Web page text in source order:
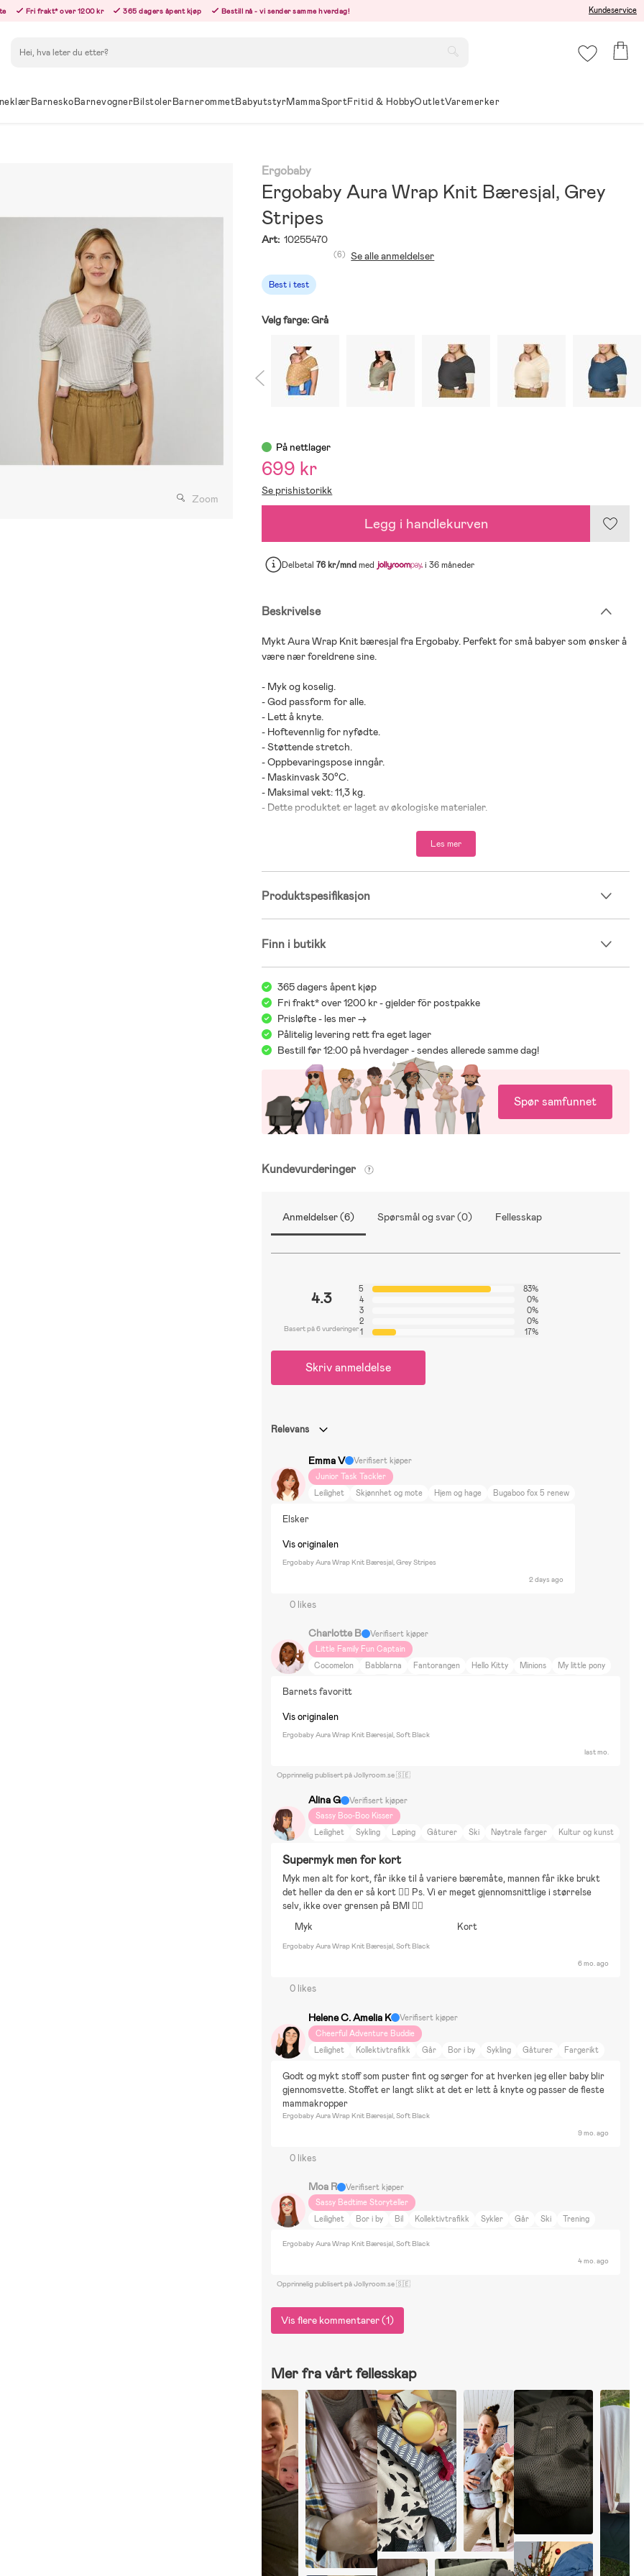
Fri frakt* over 1200 kr 365 dagers åpent kjøp Bestill nå - vi sender samme hverdag! Kundeservice
BarneskoBarnevognerBilstolerBarnerommetBabyutstyrMammaSportFritid & HobbyOutletVaremerker
Zoom
Ergobaby
Ergobaby Aura Wrap Knit Bæresjal, Grey
Stripes
Art: 10255470
Best i test
(6) Se alle anmeldelser
Velg farge:Grå
På nettlager
699 kr
Se prishistorikk
Legg i handlekurven
Delbetal76 kr/mnd med i 36 måneder
Beskrivelse
Mykt Aura Wrap Knit bæresjal fra Ergobaby. Perfekt for små babyer som ønsker å
være nær foreldrene sine.
- Myk og koselig.
- God passform for alle.
- Lett å knyte.
- Hoftevennlig for nyfødte.
- Støttende stretch.
- Oppbevaringspose inngår.
- Maskinvask 30°C.
- Maksimal vekt: 11,3 kg.
- Dette produktet er laget av økologiske materialer.
- Rangert på tredjeplass i Best i Test 2024 av svenske Bäst-i-Test.se i kategorien
- 100 % Tencel® lyocell.
;
Les mer
Produktspesifikasjon
Finn i butikk
365 dagers åpent kjøp
Fri frakt* over 1200 kr - gjelder för postpakke
Prisløfte - les mer ->
Pålitelig levering rett fra eget lager
Bestill før 12:00 på hverdager - sendes allerede samme dag!
Spør samfunnet
Kundevurderinger
Anmeldelser (6) Spørsmål og svar (0) Fellesskap
4.3
Basert på 6 vurderinger
5
83%
4
0%
3
0%
2
0%
1
17%
Skriv anmeldelse
Relevans
Emma V
Verifisert kjøper
Junior Task Tackler
Leilighet
Skjønnhet og mote Hjem og hage Bugaboo fox 5 renew
Elsker
Vis originalen
Ergobaby Aura Wrap Knit Bæresjal, Grey Stripes
2 days ago
0 likes
Charlotte B
Verifisert kjøper
Little Family Fun Captain
Cocomelon
Babblarna Fantorangen Hello Kitty Minions
My little pony
Film og litteratur
Barnets favoritt
Vis originalen
Ergobaby Aura Wrap Knit Bæresjal, Soft Black
last mo.
Opprinnelig publisert på Jollyroom.se 🇸🇪
Alina G
Verifisert kjøper
Sassy Boo-Boo Kisser
Leilighet
Sykling Løping Gåturer Ski Nøytrale farger
Kultur og kunst
Supermyk men for kort
Myk men alt for kort, får ikke til å variere bæremåte, mannen får ikke brukt
det heller da den er så kort 😵‍💫 Ps. Vi er meget gjennomsnittlige i størrelse
selv, ikke over grensen på BMI 🤷‍♀️
Myk
Kort
Ergobaby Aura Wrap Knit Bæresjal, Soft Black
6 mo. ago
0 likes
Helene C. Amelia K
Verifisert kjøper
Cheerful Adventure Buddie
Leilighet
Kollektivtrafikk Går Bor i by Sykling Gåturer
Fargerikt
Hjem og hage
Film og litteratur Kultur og kunst BabyJogger City Elite
Godt og mykt stoff som puster fint og sørger for at hverken jeg eller baby blir
gjennomsvette. Stoffet er langt slikt at det er lett å knyte og passer de fleste
mammakropper
Ergobaby Aura Wrap Knit Bæresjal, Soft Black
9 mo. ago
0 likes
Moa R
Verifisert kjøper
Sassy Bedtime Storyteller
Leilighet
Bor i by Bil Kollektivtrafikk Sykler Går Ski
Trening
Ergobaby Aura Wrap Knit Bæresjal, Soft Black
4 mo. ago
Opprinnelig publisert på Jollyroom.se 🇸🇪
Vis flere kommentarer (1)
Mer fra vårt fellesskap